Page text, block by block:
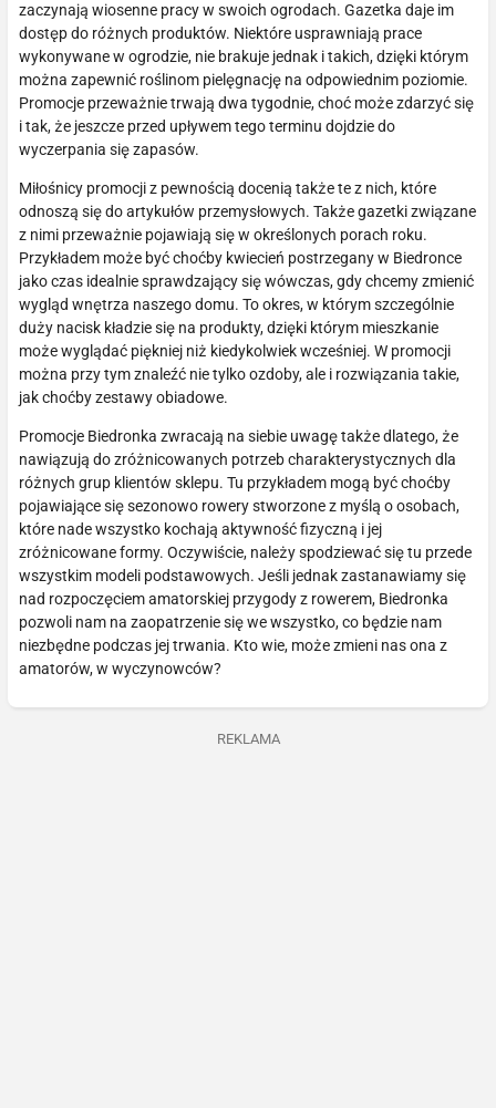
zaczynają wiosenne pracy w swoich ogrodach. Gazetka daje im
dostęp do różnych produktów. Niektóre usprawniają prace
wykonywane w ogrodzie, nie brakuje jednak i takich, dzięki którym
można zapewnić roślinom pielęgnację na odpowiednim poziomie.
Promocje przeważnie trwają dwa tygodnie, choć może zdarzyć się
i tak, że jeszcze przed upływem tego terminu dojdzie do
wyczerpania się zapasów.
Miłośnicy promocji z pewnością docenią także te z nich, które
odnoszą się do artykułów przemysłowych. Także gazetki związane
z nimi przeważnie pojawiają się w określonych porach roku.
Przykładem może być choćby kwiecień postrzegany w Biedronce
jako czas idealnie sprawdzający się wówczas, gdy chcemy zmienić
wygląd wnętrza naszego domu. To okres, w którym szczególnie
duży nacisk kładzie się na produkty, dzięki którym mieszkanie
może wyglądać piękniej niż kiedykolwiek wcześniej. W promocji
można przy tym znaleźć nie tylko ozdoby, ale i rozwiązania takie,
jak choćby zestawy obiadowe.
Promocje Biedronka zwracają na siebie uwagę także dlatego, że
nawiązują do zróżnicowanych potrzeb charakterystycznych dla
różnych grup klientów sklepu. Tu przykładem mogą być choćby
pojawiające się sezonowo rowery stworzone z myślą o osobach,
które nade wszystko kochają aktywność fizyczną i jej
zróżnicowane formy. Oczywiście, należy spodziewać się tu przede
wszystkim modeli podstawowych. Jeśli jednak zastanawiamy się
nad rozpoczęciem amatorskiej przygody z rowerem, Biedronka
pozwoli nam na zaopatrzenie się we wszystko, co będzie nam
niezbędne podczas jej trwania. Kto wie, może zmieni nas ona z
amatorów, w wyczynowców?
REKLAMA